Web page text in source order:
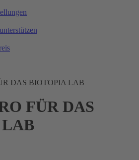
DAS BIOTOPIA LAB
FÜR DAS